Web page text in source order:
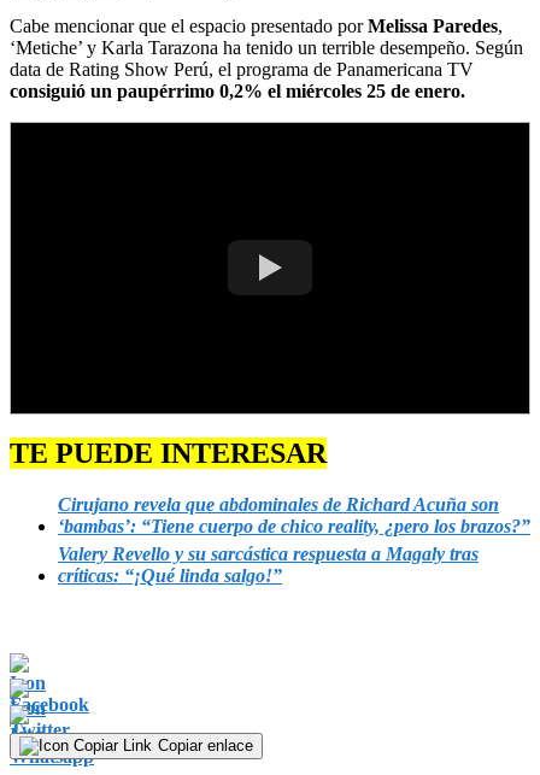
Cabe mencionar que el espacio presentado porMelissa Paredes,
‘Metiche’ y Karla Tarazona ha tenido un terrible desempeño. Según
data de Rating Show Perú, el programa de Panamericana TV
consiguió un paupérrimo 0,2% el miércoles 25 de enero.
TE PUEDE INTERESAR
Cirujano revela que abdominales de Richard Acuña son
‘bambas’: “Tiene cuerpo de chico reality, ¿pero los brazos?”
Valery Revello y su sarcástica respuesta a Magaly tras
críticas: “¡Qué linda salgo!”
Copiar enlace